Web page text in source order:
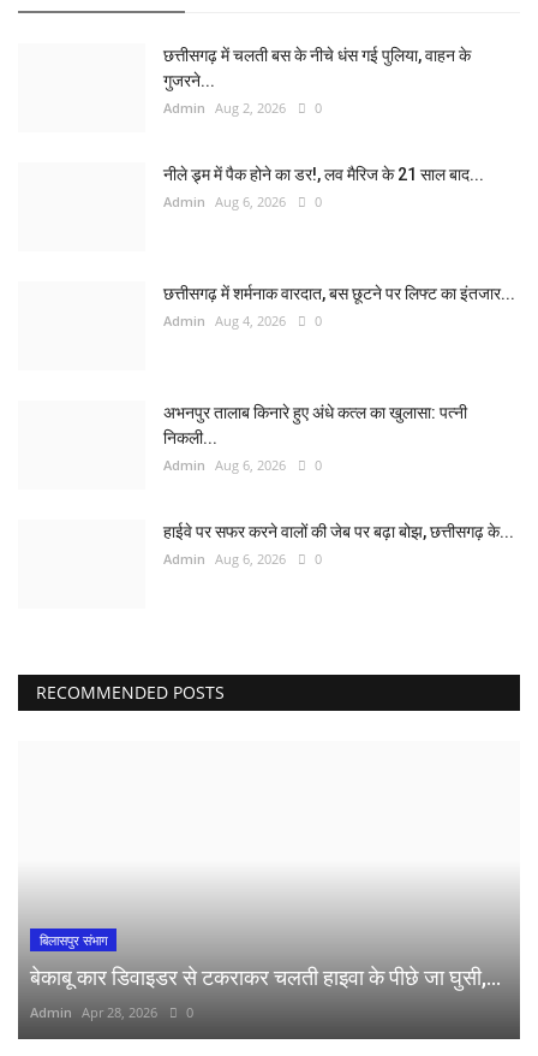
छत्तीसगढ़ में चलती बस के नीचे धंस गई पुलिया, वाहन के
गुजरने...
Admin Aug 2, 2026 0
नीले ड्र्म में पैक होने का डर!, लव मैरिज के 21 साल बाद...
Admin Aug 6, 2026 0
छत्तीसगढ़ में शर्मनाक वारदात, बस छूटने पर लिफ्ट का इंतजार...
Admin Aug 4, 2026 0
अभनपुर तालाब किनारे हुए अंधे कत्ल का खुलासा: पत्नी
निकली...
Admin Aug 6, 2026 0
हाईवे पर सफर करने वालों की जेब पर बढ़ा बोझ, छत्तीसगढ़ के...
Admin Aug 6, 2026 0
RECOMMENDED POSTS
बिलासपुर संभाग
बेकाबू कार डिवाइडर से टकराकर चलती हाइवा के पीछे जा घुसी,...
Admin Apr 28, 2026 0